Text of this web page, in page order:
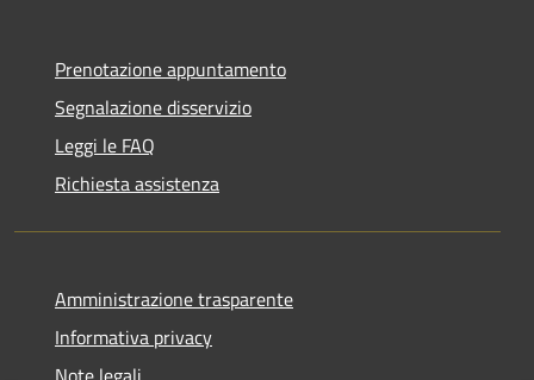
Prenotazione appuntamento
Segnalazione disservizio
Leggi le FAQ
Richiesta assistenza
Amministrazione trasparente
Informativa privacy